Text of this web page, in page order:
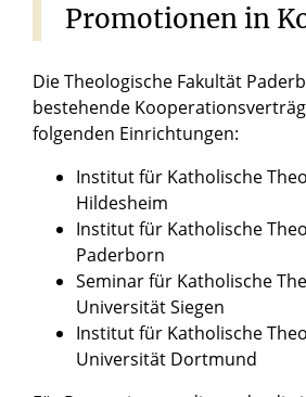
Promotionen in
Die Theologische Fakultät
bestehende
folgenden Einrichtungen:
Institut für Katholische
Hildesheim
Institut für Katholische
Paderborn
Seminar für Katholische
Universität Siegen
Institut für Katholische
Universität Dortmund